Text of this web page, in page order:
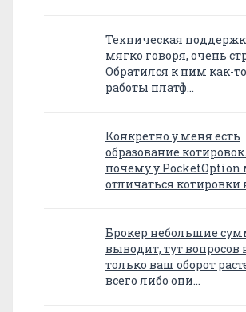
Техническая
мягко говоря, очень
Обратился к ним как-
работы платф…
Конкретно у меня есть
образование
почему у PocketOption
отличаться котировки
Брокер небольшие
выводит, тут вопросов
только ваш оборот
всего либо они…